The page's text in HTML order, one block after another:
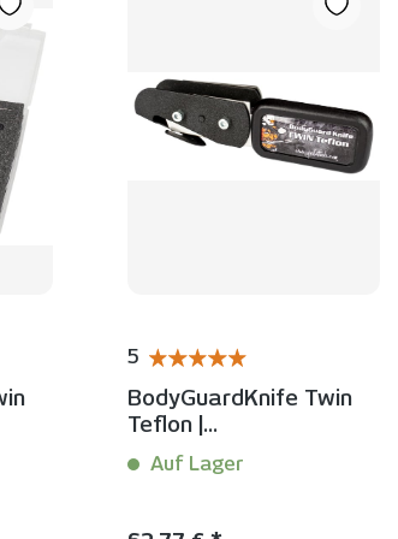
von 5 von 5 Sternen
5
Durchschnittliche Bewertung
BodyGuardKnife Twin
Teflon |
Doppelschnittmesser
mit Teflon-Gleitfüßen
Auf Lager